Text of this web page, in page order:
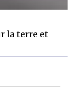
la terre et